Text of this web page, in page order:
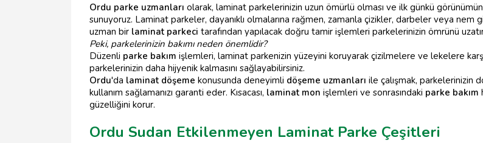
Ordu parke uzmanları olarak, laminat parkelerinizin uzun ömürlü olması ve ilk günkü
sunuyoruz. Laminat parkeler, dayanıklı olmalarına rağmen, zamanla çizikler, darbeler veya
uzman bir laminat parkeci tarafından yapılacak doğru tamir işlemleri parkelerinizin ömrünü
Peki, parkelerinizin bakımı neden önemlidir?
Düzenli parke bakım işlemleri, laminat parkenizin yüzeyini koruyarak çizilmelere ve lekelere
parkelerinizin daha hijyenik kalmasını sağlayabilirsiniz.
Ordu'da laminat döşeme konusunda deneyimli döşeme uzmanları ile çalışmak, parkelerinizin
kullanım sağlamanızı garanti eder. Kısacası, laminat mon işlemleri ve sonrasındaki parke bakım
güzelliğini korur.
Ordu Sudan Etkilenmeyen Laminat Parke Çeşitleri